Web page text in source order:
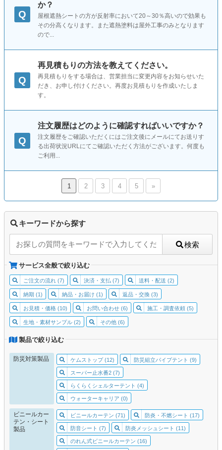
Q
か？
屋根遮熱シートの方が反射率において20～30％高いので効果も
その分高くなります。また遮熱塗料は屋外工事のみとなります
ので...
Q
再見積もりの方法を教えてください。
再見積もりをする場合は、営業担当に変更内容をお知らせいた
だき、お申し付けください。再度お見積もりを作成いたしま
す。
Q
注文履歴はどのように確認すればいいですか？
注文履歴をご確認いただくにはご注文後にメールにてお送りす
る出荷状況URLにてご確認いただく方法がございます。何度も
ご利用...
1 2 3 4 5 »
キーワードから探す
検索
サービス全般で絞り込む
ご注文の流れ (7) 決済・支払 (7) 送料・配送 (2)
納期 (1) 納品・お届け (1) 返品・交換 (3)
お見積・価格 (10) お問い合わせ (6) 施工・調査依頼 (5)
生地・素材サンプル (2) その他 (6)
製品で絞り込む
防災対策製品 ケムストップ (12) 防災組立パイプテント (9)
スーパー止水番2 (7)
らくらくシェルターテント (4)
ウォーターキャリア (0)
ビニールカー
テン・シート
製品
ビニールカーテン (71) 防炎・不燃シート (17)
防音シート (7) 防炎メッシュシート (11)
のれん式ビニールカーテン (16)